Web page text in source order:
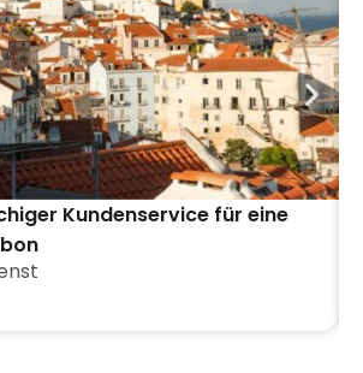
Kundenservice für eine